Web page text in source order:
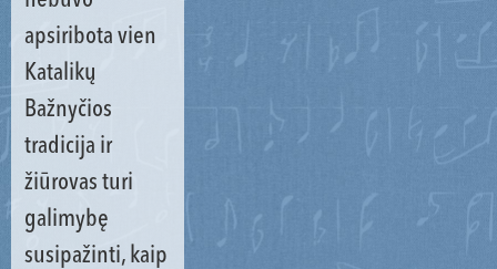
apsiribota vien
Katalikų
Bažnyčios
tradicija ir
žiūrovas turi
galimybę
susipažinti, kaip